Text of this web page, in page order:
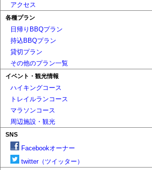
アクセス
各種プラン
日帰りBBQプラン
持込BBQプラン
貸切プラン
その他のプラン一覧
イベント・観光情報
ハイキングコース
トレイルランコース
マラソンコース
周辺施設・観光
SNS
Facebookオーナー
twitter（ツイッター）